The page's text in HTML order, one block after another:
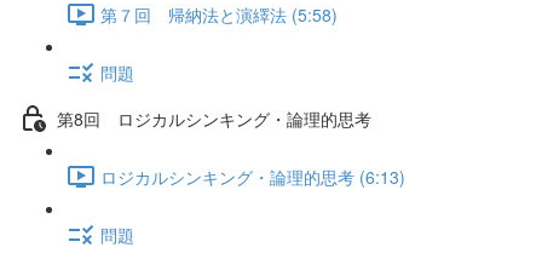
第７回 帰納法と演繹法 (5:58)
問題
第8回 ロジカルシンキング・論理的思考
ロジカルシンキング・論理的思考 (6:13)
問題